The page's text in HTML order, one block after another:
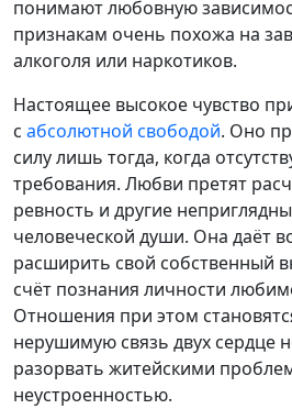
понимают любовную
признакам очень похожа на
алкоголя или наркотиков.
Настоящее высокое чувство
с абсолютной свободой. Оно
силу лишь тогда, когда
требования. Любви претят
ревность и другие
человеческой души. Она даёт
расширить свой собственный
счёт познания личности
Отношения при этом
нерушимую связь двух сердце
разорвать житейскими
неустроенностью.